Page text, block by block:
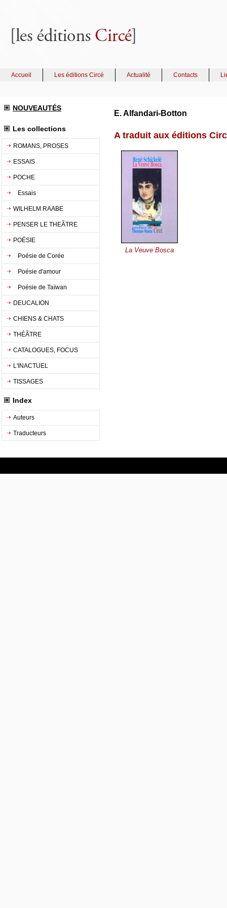
Accueil Les éditions Circé Actualité Contacts
NOUVEAUTÉS
Les collections
ROMANS, PROSES
ESSAIS
POCHE
Essais
WILHELM RAABE
PENSER LE THEÃTRE
POÉSIE
Poésie de Corée
Poésie d'amour
Poésie de Taïwan
DEUCALION
CHIENS & CHATS
THÉÃTRE
CATALOGUES, FOCUS
L'INACTUEL
TISSAGES
Index
Auteurs
Traducteurs
E. Alfandari-Botton
A traduit aux éditions
La Veuve Bosca